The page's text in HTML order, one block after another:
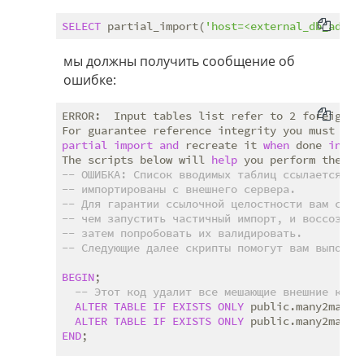
SELECT partial_import(
мы должны получить сообщение об
ошибке:
ERROR:  Input tables list refer to 2 foreign
For guarantee reference integrity you must
partial import and recreate it when done in
The scripts below will help
-- ОШИБКА: Список вводимых таблиц ссылается
-- импортированы с внешнего сервера.
-- Для гарантии ссылочной целостности вам
-- чем запустить частичный импорт, и
-- затем попробовать их валидировать.
-- Следующие далее скрипты помогут вам
BEGIN;
-- Этот код удалит все мешающие внешние
ALTER TABLE IF EXISTS ONLY
ALTER TABLE IF EXISTS ONLY
END;